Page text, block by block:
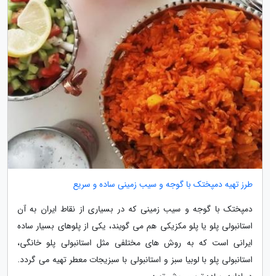
طرز تهیه دمپختک با گوجه و سیب زمینی ساده و سریع
دمپختک با گوجه و سیب زمینی که در بسیاری از نقاط ایران به آن
استانبولی پلو یا پلو مکزیکی هم می گویند، یکی از پلوهای بسیار ساده
ایرانی است که به روش های مختلفی مثل استانبولی پلو خانگی،
استانبولی پلو با لوبیا سبز و استانبولی با سبزیجات معطر تهیه می گردد.